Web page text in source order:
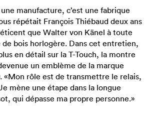
une manufacture, c’est une fabrique
répétait François Thiébaud deux ans
que Walter von Känel à toute
bois horlogère. Dans cet entretien,
en détail sur la T-Touch, la montre
un emblème de la marque
«Mon rôle est de transmettre le relais,
mène une étape dans la longue
qui dépasse ma propre personne.»